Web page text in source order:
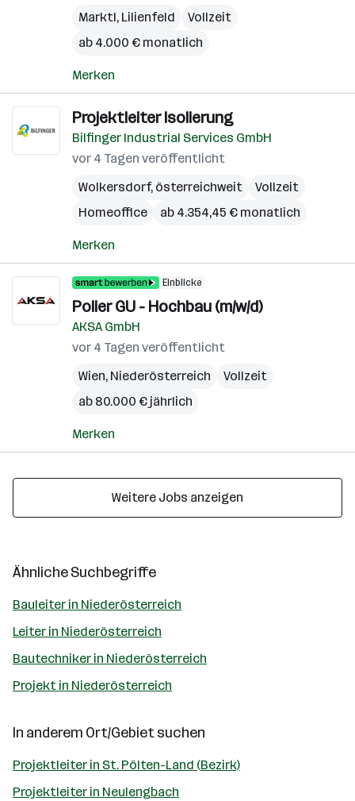
Marktl, Lilienfeld
Vollzeit
ab 4.000 € monatlich
Merken
Projektleiter Isolierung
Bilfinger Industrial Services GmbH
vor 4 Tagen veröffentlicht
Wolkersdorf, österreichweit
Vollzeit
Homeoffice
ab 4.354,45 € monatlich
Merken
Einblicke
Polier GU - Hochbau (m/w/d)
AKSA GmbH
vor 4 Tagen veröffentlicht
Wien, Niederösterreich
Vollzeit
ab 80.000 € jährlich
Merken
Weitere Jobs anzeigen
Ähnliche Suchbegriffe
Bauleiter in Niederösterreich
Leiter in Niederösterreich
Bautechniker in Niederösterreich
Projekt in Niederösterreich
In anderem Ort/Gebiet suchen
Projektleiter in St. Pölten-Land (Bezirk)
Projektleiter in Neulengbach